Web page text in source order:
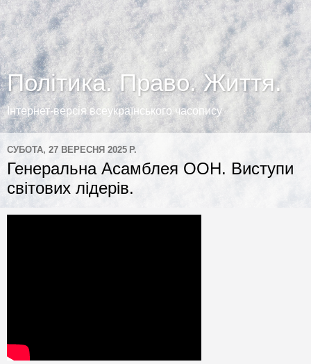
Політика. Право. Життя.
Інтернет-версія всеукраїнського часопису
СУБОТА, 27 ВЕРЕСНЯ 2025 Р.
Генеральна Асамблея ООН. Виступи
світових лідерів.